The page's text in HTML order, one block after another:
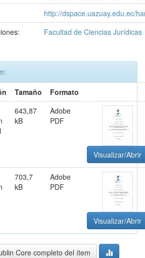
http://dspace.uazuay.edu.ec/
Facultad de Ciencias Jurídicas
Tamaño
Formato
643,87
kB
Adobe
PDF
Visualizar/Abrir
703,7
kB
Adobe
PDF
Visualizar/Abrir
Core completo del ítem